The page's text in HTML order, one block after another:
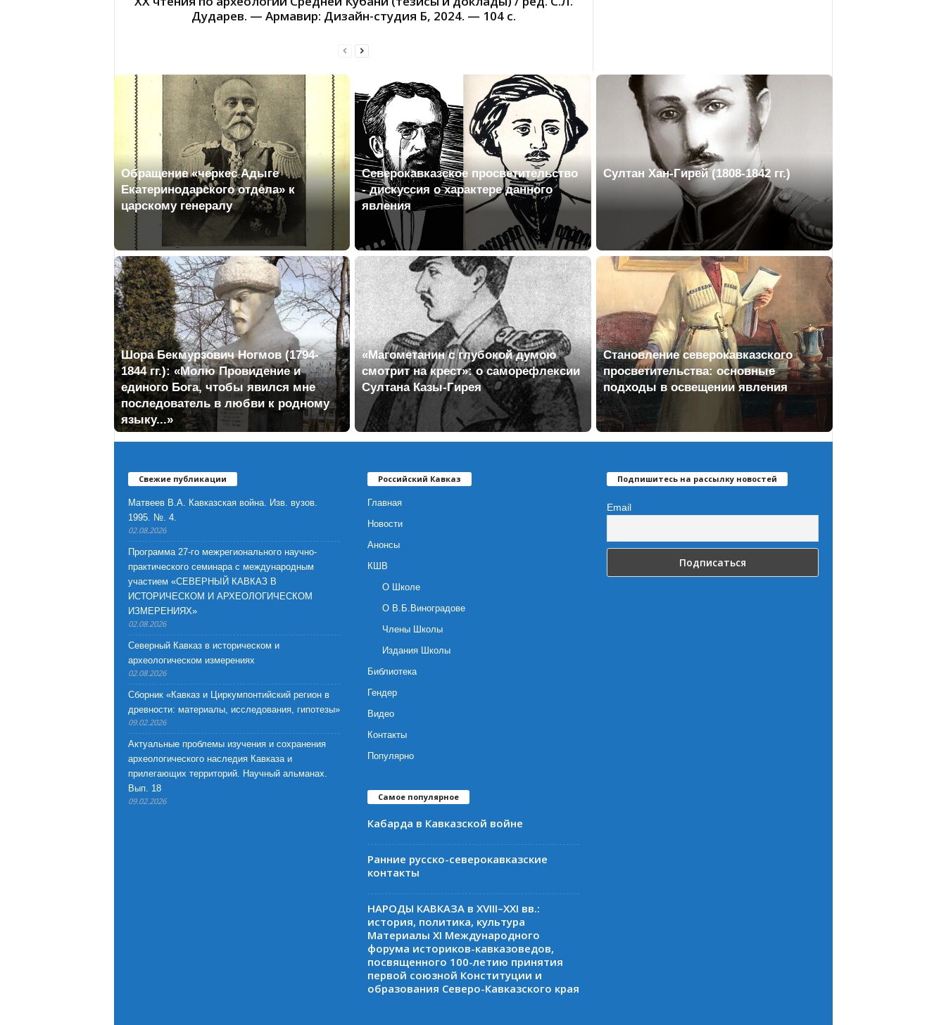
Дударев. — Армавир: Дизайн-студия Б, 2024. — 104 с.
Обращение «черкес Адыге
Екатеринодарского отдела» к
царскому генералу
Северокавказское просветительство
- дискуссия о характере данного
явления
Султан Хан-Гирей (1808-1842 гг.)
Шора Бекмурзович Ногмов (1794-
1844 гг.): «Молю Провидение и
единого Бога, чтобы явился мне
последователь в любви к родному
языку...»
«Магометанин с глубокой думою
смотрит на крест»: о саморефлексии
Султана Казы-Гирея
Становление северокавказского
просветительства: основные
подходы в освещении явления
Свежие публикации
Матвеев В.А. Кавказская война. Изв. вузов.
1995. №. 4.
02.08.2026
Программа 27-го межрегионального научно-
практического семинара с международным
участием «СЕВЕРНЫЙ КАВКАЗ В
ИСТОРИЧЕСКОМ И АРХЕОЛОГИЧЕСКОМ
ИЗМЕРЕНИЯХ»
02.08.2026
Северный Кавказ в историческом и
археологическом измерениях
02.08.2026
Сборник «Кавказ и Циркумпонтийский регион в
древности: материалы, исследования, гипотезы»
09.02.2026
Актуальные проблемы изучения и сохранения
археологического наследия Кавказа и
прилегающих территорий. Научный альманах.
Вып. 18
09.02.2026
Российский Кавказ
Главная
Новости
Анонсы
КШВ
О Школе
О В.Б.Виноградове
Члены Школы
Издания Школы
Библиотека
Гендер
Видео
Контакты
Популярно
Самое популярное
Кабарда в Кавказской войне
Ранние русско-северокавказские
контакты
НАРОДЫ КАВКАЗА в XVIII–XXI вв.:
история, политика, культура
Материалы XI Международного
форума историков-кавказоведов,
посвященного 100-летию принятия
первой союзной Конституции и
образования Северо-Кавказского края
Подпишитесь на рассылку новостей
Email